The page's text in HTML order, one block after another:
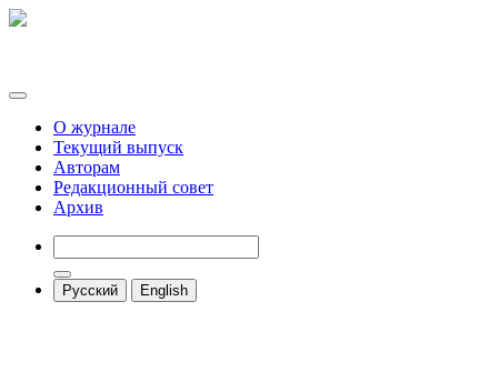
О журнале
Текущий выпуск
Авторам
Редакционный совет
Архив
Русский English